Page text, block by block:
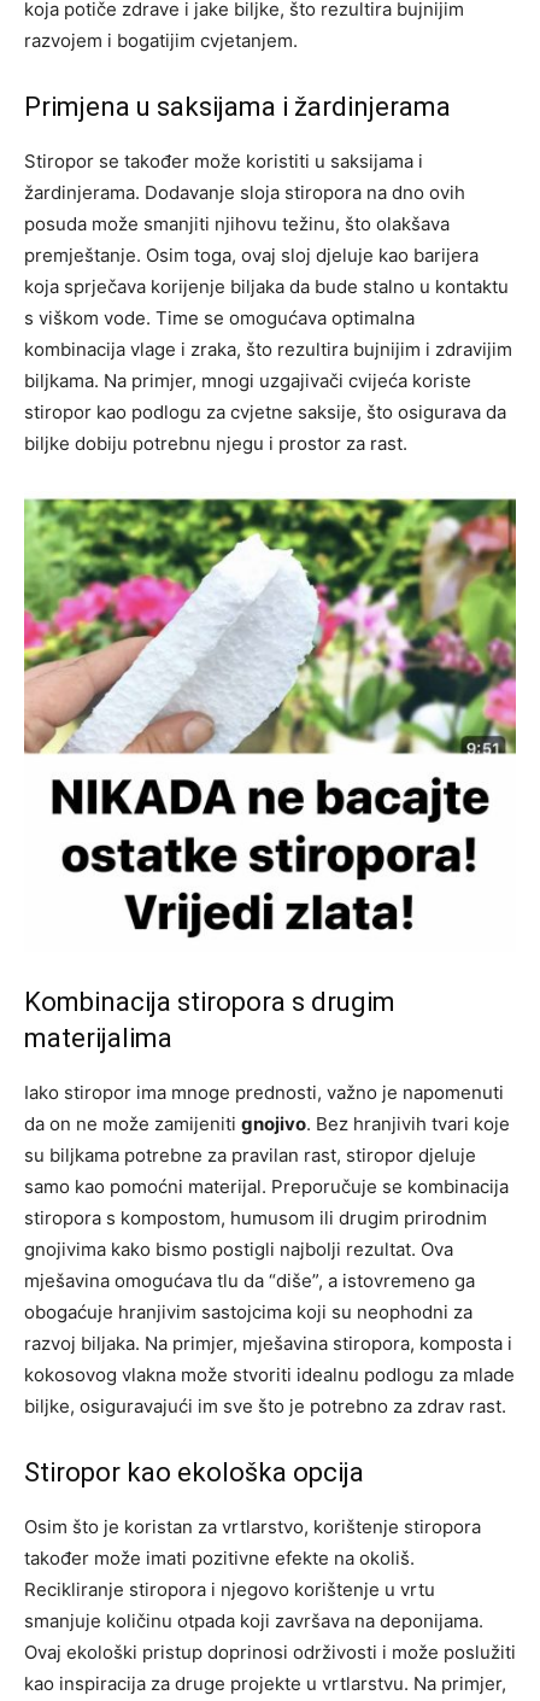
koja potiče zdrave i jake biljke, što rezultira bujnijim
razvojem i bogatijim cvjetanjem.
Primjena u saksijama i žardinjerama
Stiropor se također može koristiti u saksijama i
žardinjerama. Dodavanje sloja stiropora na dno ovih
posuda može smanjiti njihovu težinu, što olakšava
premještanje. Osim toga, ovaj sloj djeluje kao barijera
koja sprječava korijenje biljaka da bude stalno u kontaktu
s viškom vode. Time se omogućava optimalna
kombinacija vlage i zraka, što rezultira bujnijim i zdravijim
biljkama. Na primjer, mnogi uzgajivači cvijeća koriste
stiropor kao podlogu za cvjetne saksije, što osigurava da
biljke dobiju potrebnu njegu i prostor za rast.
Kombinacija stiropora s drugim
materijalima
Iako stiropor ima mnoge prednosti, važno je napomenuti
da on ne može zamijeniti gnojivo. Bez hranjivih tvari koje
su biljkama potrebne za pravilan rast, stiropor djeluje
samo kao pomoćni materijal. Preporučuje se kombinacija
stiropora s kompostom, humusom ili drugim prirodnim
gnojivima kako bismo postigli najbolji rezultat. Ova
mješavina omogućava tlu da “diše”, a istovremeno ga
obogaćuje hranjivim sastojcima koji su neophodni za
razvoj biljaka. Na primjer, mješavina stiropora, komposta i
kokosovog vlakna može stvoriti idealnu podlogu za mlade
biljke, osiguravajući im sve što je potrebno za zdrav rast.
Stiropor kao ekološka opcija
Osim što je koristan za vrtlarstvo, korištenje stiropora
također može imati pozitivne efekte na okoliš.
Recikliranje stiropora i njegovo korištenje u vrtu
smanjuje količinu otpada koji završava na deponijama.
Ovaj ekološki pristup doprinosi održivosti i može poslužiti
kao inspiracija za druge projekte u vrtlarstvu. Na primjer,